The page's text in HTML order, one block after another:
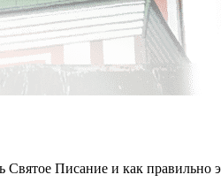
Святое Писание и как правильно